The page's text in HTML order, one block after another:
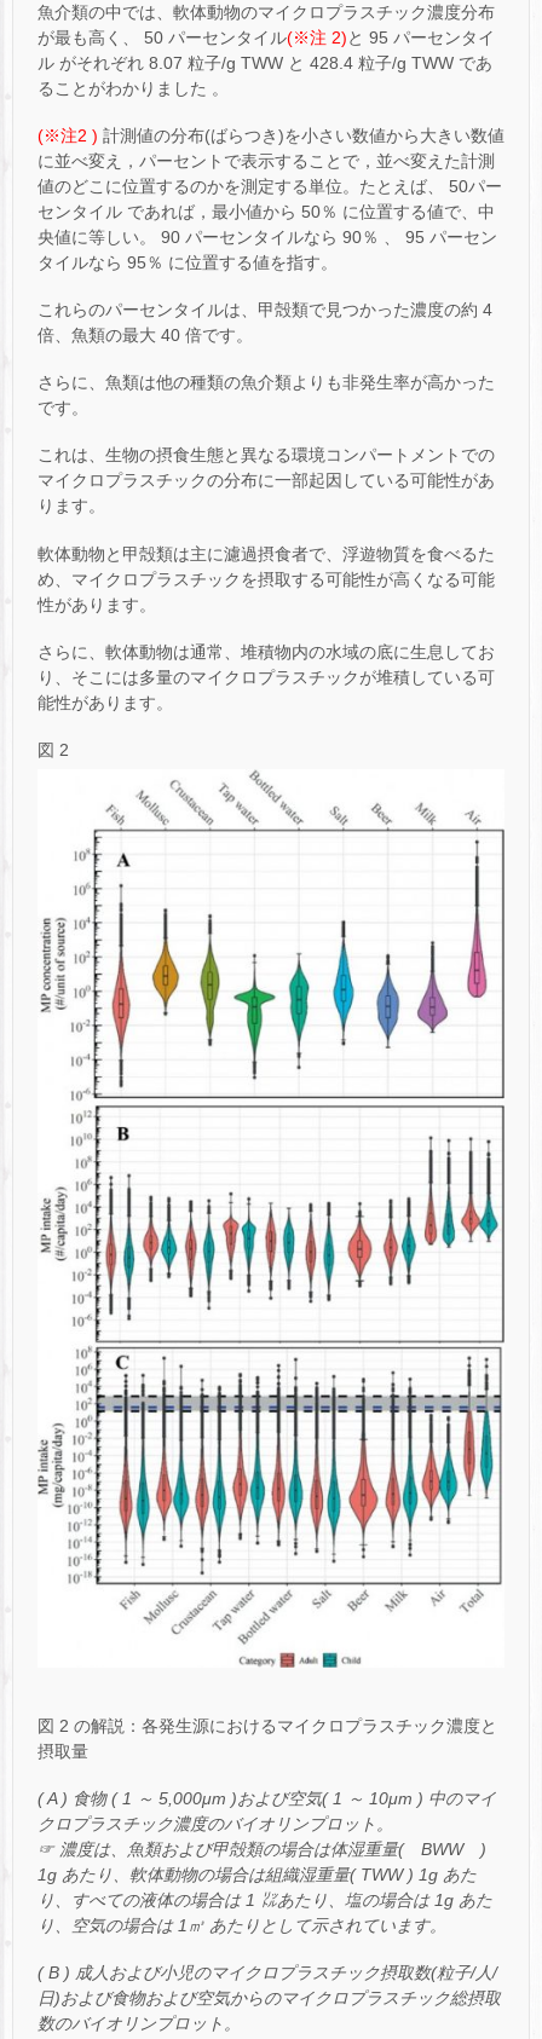
魚介類の中では、軟体動物のマイクロプラスチック濃度分布
が最も高く、 50 パーセンタイル(※注 2)と 95 パーセンタイ
ル がそれぞれ 8.07 粒子/g TWW と 428.4 粒子/g TWW であ
ることがわかりました 。
(※注2 ) 計測値の分布(ばらつき)を小さい数値から大きい数値
に並べ変え，パーセントで表示することで，並べ変えた計測
値のどこに位置するのかを測定する単位。たとえば、 50パー
センタイル であれば，最小値から 50％ に位置する値で、中
央値に等しい。 90 パーセンタイルなら 90％ 、 95 パーセン
タイルなら 95％ に位置する値を指す。
これらのパーセンタイルは、甲殻類で見つかった濃度の約 4
倍、魚類の最大 40 倍です。
さらに、魚類は他の種類の魚介類よりも非発生率が高かった
です。
これは、生物の摂食生態と異なる環境コンパートメントでの
マイクロプラスチックの分布に一部起因している可能性があ
ります。
軟体動物と甲殻類は主に濾過摂食者で、浮遊物質を食べるた
め、マイクロプラスチックを摂取する可能性が高くなる可能
性があります。
さらに、軟体動物は通常、堆積物内の水域の底に生息してお
り、そこには多量のマイクロプラスチックが堆積している可
能性があります。
図 2
図 2 の解説：各発生源におけるマイクロプラスチック濃度と
摂取量
( A ) 食物 ( 1 ～ 5,000μm )および空気( 1 ～ 10μm ) 中のマイ
クロプラスチック濃度のバイオリンプロット。
☞ 濃度は、魚類および甲殻類の場合は体湿重量( BWW )
1g あたり、軟体動物の場合は組織湿重量( TWW ) 1g あた
り、すべての液体の場合は 1 ㍑あたり、塩の場合は 1g あた
り、空気の場合は 1㎥ あたりとして示されています。
( B ) 成人および小児のマイクロプラスチック摂取数(粒子/人/
日)および食物および空気からのマイクロプラスチック総摂取
数のバイオリンプロット。